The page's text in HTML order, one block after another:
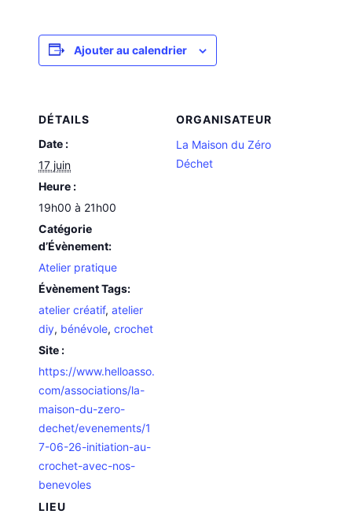
Ajouter au calendrier
DÉTAILS
Date :
17 juin
Heure :
19h00 à 21h00
Catégorie
d’Évènement:
Atelier pratique
Évènement Tags:
atelier créatif,atelier
diy, bénévole,crochet
Site :
https://www.helloasso.
com/associations/la-
maison-du-zero-
dechet/evenements/1
7-06-26-initiation-au-
crochet-avec-nos-
benevoles
LIEU
ORGANISATEUR
La Maison du Zéro
Déchet